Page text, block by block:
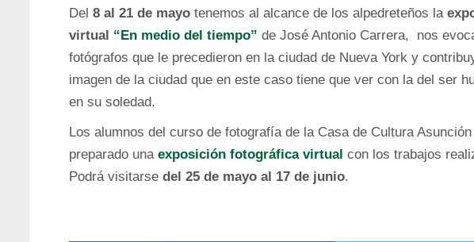
Del 8 al 21 de mayo tenemos al alcance de los alpedreteños la
virtual “En medio del tiempo” de José Antonio Carrera, nos
fotógrafos que le precedieron en la ciudad de Nueva York y
imagen de la ciudad que en este caso tiene que ver con la del ser
en su soledad.
Los alumnos del curso de fotografía de la Casa de Cultura
preparado una exposición fotográfica virtual con los trabajos
Podrá visitarse del 25 de mayo al 17 de junio.